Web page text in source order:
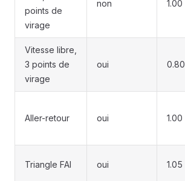
points de
virage
non 1.00
Vitesse libre,
3 points de
virage
oui 0.80
Aller-retour oui 1.00
Triangle FAI oui 1.05